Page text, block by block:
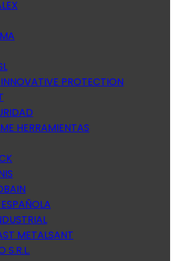
PROTECTION
HERRAMIENTAS
METALSANT
S.R.L.